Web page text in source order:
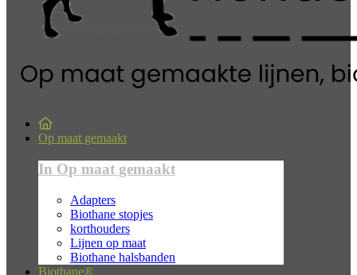
Op maat gemaakt
In Op maat gemaakt
Adapters
Biothane stopjes
korthouders
Lijnen op maat
Biothane halsbanden
Biothane®